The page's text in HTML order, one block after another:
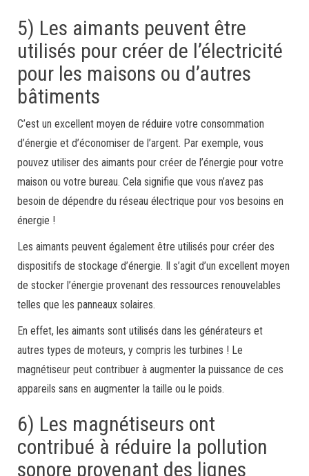
5) Les aimants peuvent être
utilisés pour créer de l’électricité
pour les maisons ou d’autres
bâtiments
C’est un excellent moyen de réduire votre consommation
d’énergie et d’économiser de l’argent. Par exemple, vous
pouvez utiliser des aimants pour créer de l’énergie pour votre
maison ou votre bureau. Cela signifie que vous n’avez pas
besoin de dépendre du réseau électrique pour vos besoins en
énergie !
Les aimants peuvent également être utilisés pour créer des
dispositifs de stockage d’énergie. Il s’agit d’un excellent moyen
de stocker l’énergie provenant des ressources renouvelables
telles que les panneaux solaires.
En effet, les aimants sont utilisés dans les générateurs et
autres types de moteurs, y compris les turbines ! Le
magnétiseur peut contribuer à augmenter la puissance de ces
appareils sans en augmenter la taille ou le poids.
6) Les magnétiseurs ont
contribué à réduire la pollution
sonore provenant des lignes